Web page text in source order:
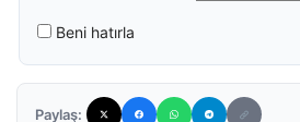
Beni hatırla
Paylaş: